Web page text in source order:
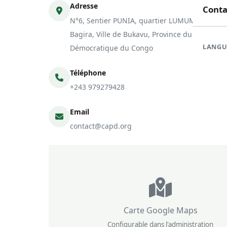
Adresse
N°6, Sentier PUNIA, quartier LUMUMBA,
Bagira, Ville de Bukavu, Province du Sud Kivu,
Démocratique du Congo
Téléphone
+243 979279428
Email
contact@capd.org
Carte Google Maps
Configurable dans l'administration